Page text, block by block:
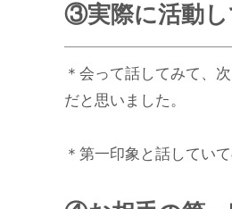
③実際に活動し
＊会って話してみて、
だと思いました。
＊第一印象と話してい